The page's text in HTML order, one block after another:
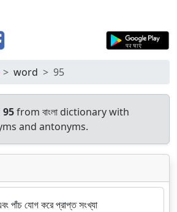
word 95
95from বাংলা dictionary with
and antonyms.
পাঁচ যোগ করে প্রাপ্ত সংখ্যা